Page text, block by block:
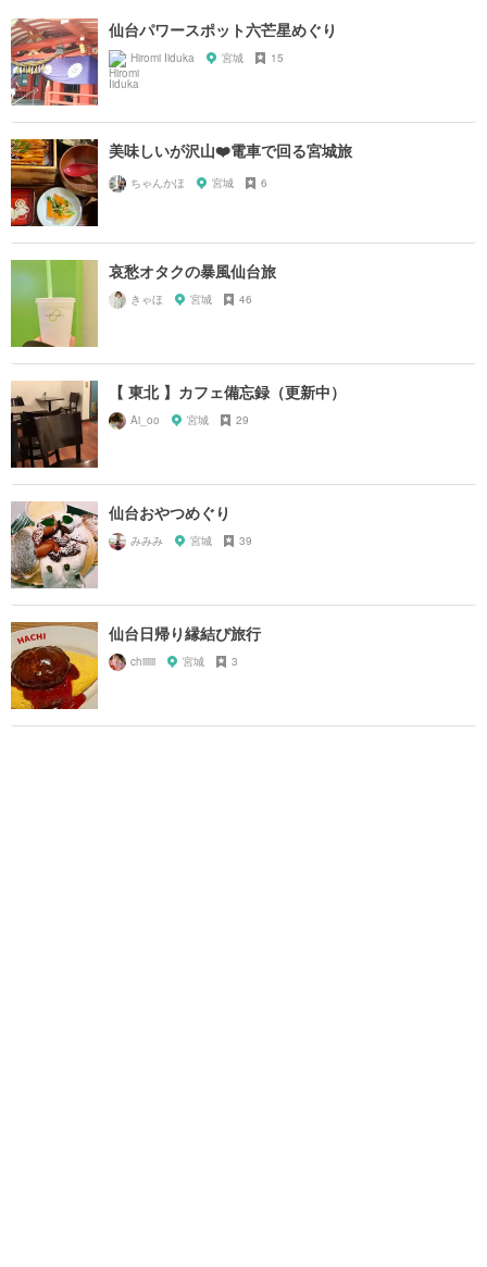
仙台パワースポット六芒星めぐり
Hiromi Iiduka 宮城 15
美味しいが沢山❤️電車で回る宮城旅
ちゃんかほ 宮城 6
哀愁オタクの暴風仙台旅
きゃほ 宮城 46
【 東北 】カフェ備忘録（更新中）
Ai_oo 宮城 29
仙台おやつめぐり
みみみ 宮城 39
仙台日帰り縁結び旅行
chiiiiii 宮城 3